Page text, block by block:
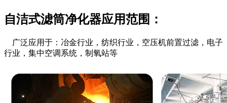
自洁式滤筒净化器应用范围：
广泛应用于：冶金行业，纺织行业，空压机前置过滤，电子
行业，集中空调系统，制氧站等